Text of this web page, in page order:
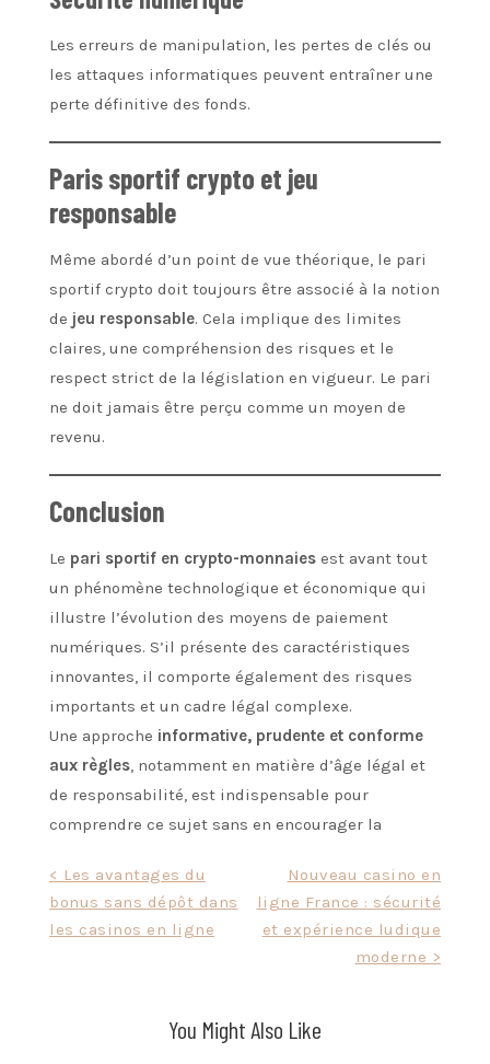
Les erreurs de manipulation, les pertes de clés ou
les attaques informatiques peuvent entraîner une
perte définitive des fonds.
Paris sportif crypto et jeu
responsable
Même abordé d’un point de vue théorique, le pari
sportif crypto doit toujours être associé à la notion
de jeu responsable. Cela implique des limites
claires, une compréhension des risques et le
respect strict de la législation en vigueur. Le pari
ne doit jamais être perçu comme un moyen de
revenu.
Conclusion
Le pari sportif en crypto-monnaies est avant tout
un phénomène technologique et économique qui
illustre l’évolution des moyens de paiement
numériques. S’il présente des caractéristiques
innovantes, il comporte également des risques
importants et un cadre légal complexe.
Une approche informative, prudente et conforme
aux règles , notamment en matière d’âge légal et
de responsabilité, est indispensable pour
comprendre ce sujet sans en encourager la
navigation
< Les avantages du
bonus sans dépôt dans
les casinos en ligne
Nouveau casino en
ligne France : sécurité
et expérience ludique
moderne >
You Might Also Like